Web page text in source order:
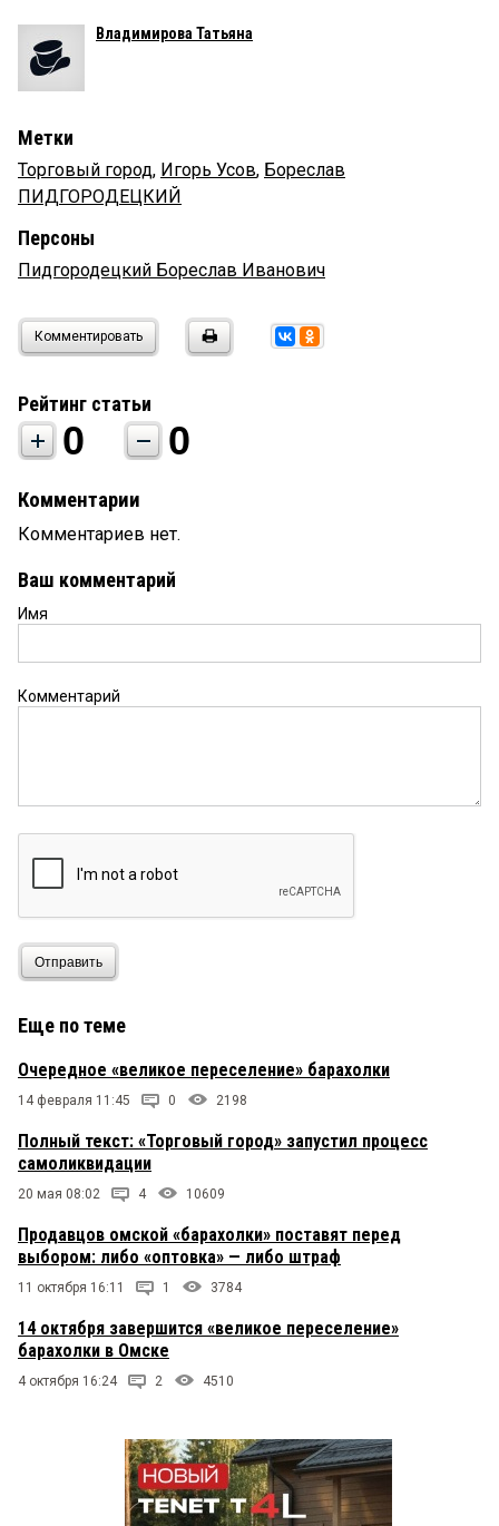
Владимирова Татьяна
Метки
Торговый город, Игорь Усов, Бореслав
ПИДГОРОДЕЦКИЙ
Персоны
Пидгородецкий Бореслав Иванович
Комментировать
Рейтинг статьи
0 0
Комментарии
Комментариев нет.
Ваш комментарий
Имя
Комментарий
Отправить
Еще по теме
Очередное «великое переселение» барахолки
14 февраля 11:45 0 2198
Полный текст: «Торговый город» запустил процесс
самоликвидации
20 мая 08:02 4 10609
Продавцов омской «барахолки» поставят перед
выбором: либо «оптовка» — либо штраф
11 октября 16:11 1 3784
14 октября завершится «великое переселение»
барахолки в Омске
4 октября 16:24 2 4510